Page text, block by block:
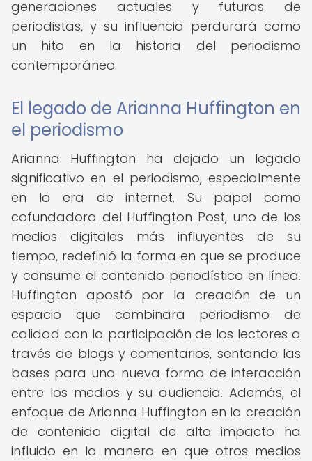
generaciones actuales y futuras de
periodistas, y su influencia perdurará como
un hito en la historia del periodismo
contemporáneo.
El legado de Arianna Huffington en
el periodismo
Arianna Huffington ha dejado un legado
significativo en el periodismo, especialmente
en la era de internet. Su papel como
cofundadora del Huffington Post, uno de los
medios digitales más influyentes de su
tiempo, redefinió la forma en que se produce
y consume el contenido periodístico en línea.
Huffington apostó por la creación de un
espacio que combinara periodismo de
calidad con la participación de los lectores a
través de blogs y comentarios, sentando las
bases para una nueva forma de interacción
entre los medios y su audiencia. Además, el
enfoque de Arianna Huffington en la creación
de contenido digital de alto impacto ha
influido en la manera en que otros medios